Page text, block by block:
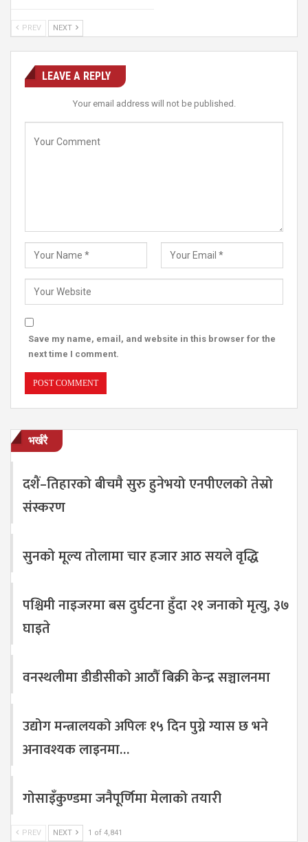
PREV NEXT
LEAVE A REPLY
Your email address will not be published.
Save my name, email, and website in this browser for the
next time I comment.
भर्खरै
दशैं–तिहारको बीचमै सुरु हुनेभयो एनपीएलको तेस्रो
संस्करण
सुनको मूल्य तोलामा चार हजार आठ सयले वृद्धि
पश्चिमी नाइजरमा बस दुर्घटना हुँदा २१ जनाको मृत्यु, ३७
घाइते
वनस्थलीमा डीडीसीको आठौँ बिक्री केन्द्र सञ्चालनमा
उद्योग मन्त्रालयको अपिलः १५ दिन पुग्ने ग्यास छ भने
अनावश्यक लाइनमा…
गोसाइँकुण्डमा जनैपूर्णिमा मेलाको तयारी
PREV NEXT 1 of 4,841